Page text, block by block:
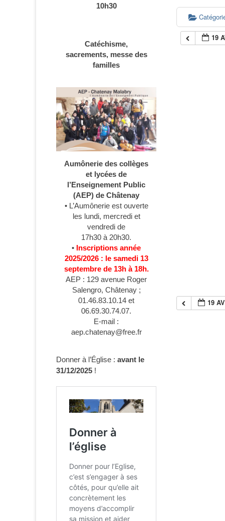
19
19
10h30
Catéchisme,
sacrements, messe des
familles
Aumônerie des collèges
et lycées de
l’Enseignement Public
(AEP) de Châtenay
• L’Aumônerie est ouverte
les lundi, mercredi et
vendredi de
17h30 à 20h30.
• Inscriptions année
2025/2026 : le samedi 13
septembre de 13h à 18h.
AEP : 129 avenue Roger
Salengro, Châtenay ;
01.46.83.10.14 et
06.69.30.74.07.
E-mail :
aep.chatenay@free.fr
Donner à l’Église : avant le
31/12/2025 !